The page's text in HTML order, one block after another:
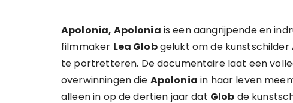
Apolonia, Apolonia is een aangrijpende en
filmmaker Lea Globgelukt om de kunstschilder
te portretteren. De documentaire laat een
overwinningen die Apolonia in haar leven
alleen in op de dertien jaar dat Glob de